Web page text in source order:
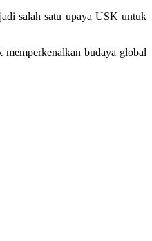
salah satu upaya USK untuk
budaya global